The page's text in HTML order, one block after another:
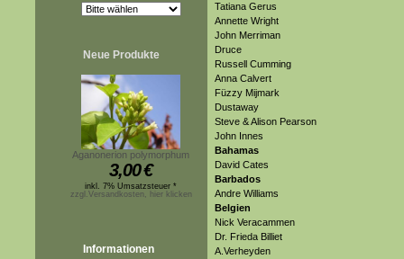
Neue Produkte
Aganonerion polymorphum
3,00€
inkl. 7% Umsatzsteuer *
zzgl.Versandkosten, hier klicken
Informationen
Tatiana Gerus
Annette Wright
John Merriman
Druce
Russell Cumming
Anna Calvert
Füzzy Mijmark
Dustaway
Steve & Alison Pearson
John Innes
Bahamas
David Cates
Barbados
Andre Williams
Belgien
Nick Veracammen
Dr. Frieda Billiet
A.Verheyden